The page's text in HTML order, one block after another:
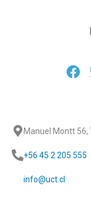
Manuel Montt 56,
+56 45 2 205 555
info@uct.cl